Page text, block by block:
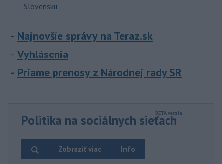
Slovensku
Najnovšie správy na Teraz.sk
Vyhlásenia
Priame prenosy z Národnej rady SR
Politika na sociálnych sieťach
Info
Zobraziť viac